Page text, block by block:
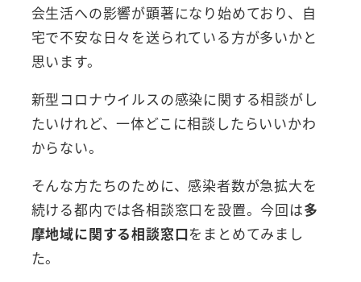
会生活への影響が顕著になり始めており、自
宅で不安な日々を送られている方が多いかと
思います。
新型コロナウイルスの感染に関する相談がし
たいけれど、一体どこに相談したらいいかわ
からない。
そんな方たちのために、感染者数が急拡大を
続ける都内では各相談窓口を設置。今回は多
摩地域に関する相談窓口をまとめてみまし
た。